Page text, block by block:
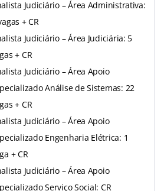
Judiciário – Área Administrativa:
+ CR
Judiciário – Área Judiciária: 5
+ CR
Judiciário – Área Apoio
Análise de Sistemas: 22
+ CR
Judiciário – Área Apoio
Engenharia Elétrica: 1
+ CR
Judiciário – Área Apoio
Serviço Social: CR